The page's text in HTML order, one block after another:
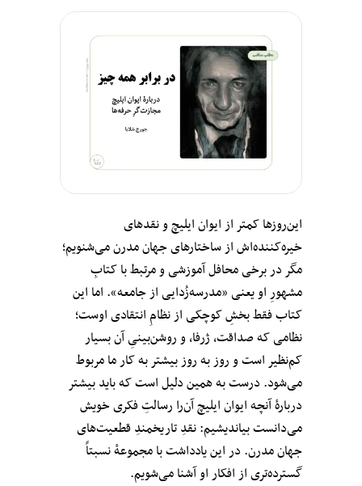
این‌روزها کمتر از ایوان ایلیچ و نقدهای
خیره‌کننده‌اش از ساختارهای جهان مدرن می‌شنویم؛
مگر در برخی محافل آموزشی و مرتبط با کتابِ
مشهورِ او یعنی «مدرسه‌زُدایی از جامعه». اما این
کتاب فقط بخشِ کوچکی از نظامِ انتقادی اوست؛
نظامی که صداقت، ژرفا، و روشن‌بینیِ آن‌ بسیار
کم‌نظیر است و روز به روز بیشتر به کار ما مربوط
می‌شود. درست به همین دلیل است که باید بیشتر
دربارهٔ آنچه ایوان ایلیچ آن‌را رسالتِ فکری خویش
می‌دانست بیاندیشیم: نقدِ تاریخمندِ قطعیت‌های
جهان مدرن. در این یادداشت با مجموعهٔ نسبتاً
گسترده‌تری از افکار او آشنا می‌شویم.